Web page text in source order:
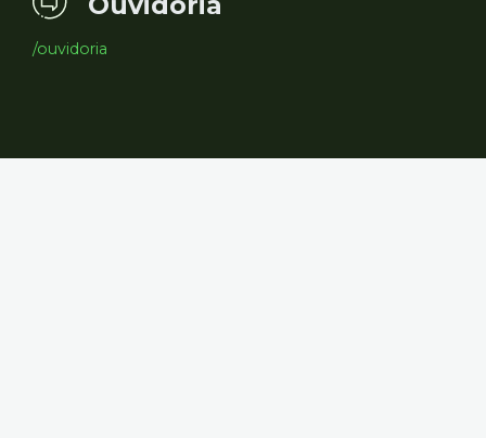
/ouvidoria